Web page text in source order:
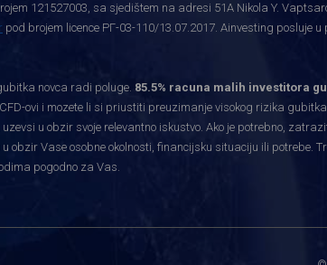
121527003, sa sjedištem na adresi 51A Nikola Y.
pod brojem licence РГ-03-110/13.07.2017. Ainvesting posluje
novca radi poluge. 85.5% racuna malih investitora
ovi i mozete li si priustiti preuzimanje visokog rizika
u obzir svoje relevantno iskustvo. Ako je potrebno,
Vase osobne okolnosti, financijsku situaciju ili potrebe.
pogodno za Vas.